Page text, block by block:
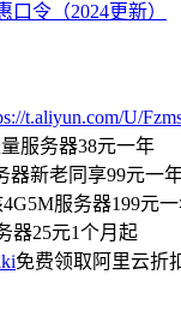
口令（2024更新）
t.aliyun.com/U/
服务器38元一年
器新老同享99元一
服务器199元
器25元1个月起
免费领取阿里云折